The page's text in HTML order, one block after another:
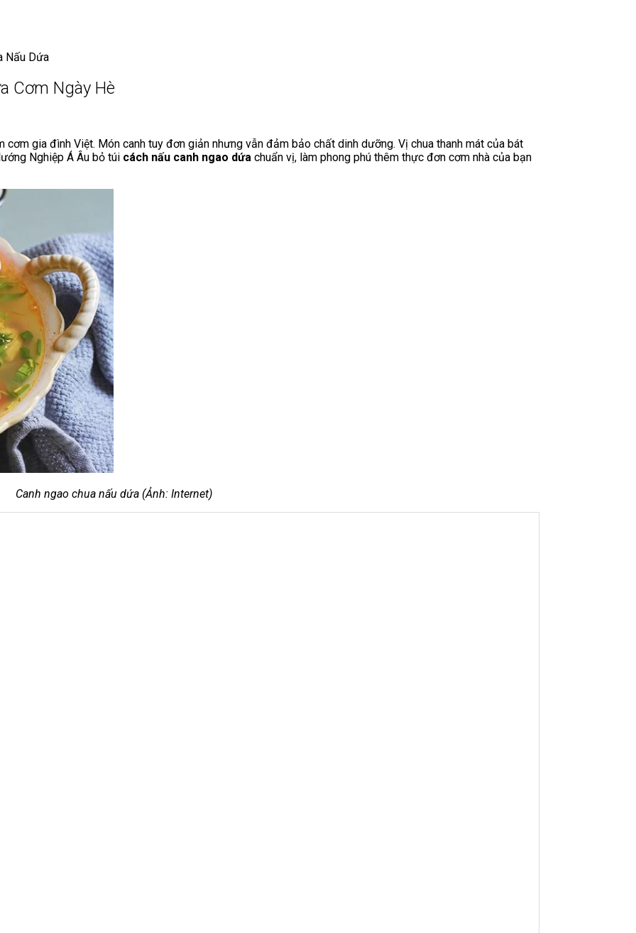
Nấu Dứa
Cơm Ngày Hè
cơm gia đình Việt. Món canh tuy đơn giản nhưng vẫn đảm bảo chất dinh dưỡng. Vị chua thanh mát của bát
Nghiệp Á Âu bỏ túi cách nấu canh ngao dứa chuẩn vị, làm phong phú thêm thực đơn cơm nhà của bạn
Canh ngao chua nấu dứa (Ảnh: Internet)